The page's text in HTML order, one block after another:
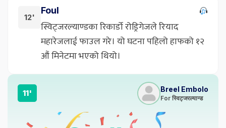
12'
Foul
स्विट्जरल्याण्डका रिकार्डो रोड्रिगेजले रियाद
महारेजलाई फाउल गरे। यो घटना पहिलो हाफको १२
औं मिनेटमा भएको थियो।
11' Breel Embolo
For स्विट्जरल्यान्ड